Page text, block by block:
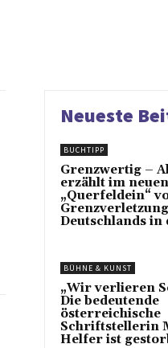
Neueste
BUCHTIPP
Grenzwertig –
erzählt im
„Querfeldein“
Deutschlands in
BÜHNE & KUNST
„Wir verlieren
Die bedeutende
österreichische
Schriftstellerin
Helfer ist